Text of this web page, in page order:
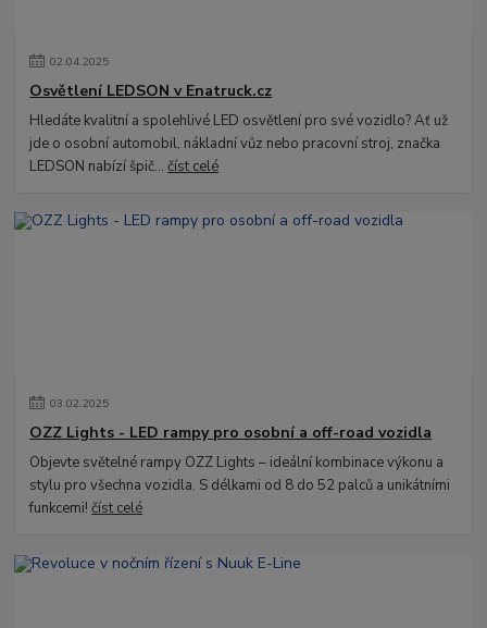
02.04.2025
Osvětlení LEDSON v Enatruck.cz
Hledáte kvalitní a spolehlivé LED osvětlení pro své vozidlo? Ať už
jde o osobní automobil, nákladní vůz nebo pracovní stroj, značka
LEDSON nabízí špič...číst celé
03.02.2025
OZZ Lights - LED rampy pro osobní a off-road vozidla
Objevte světelné rampy OZZ Lights – ideální kombinace výkonu a
stylu pro všechna vozidla. S délkami od 8 do 52 palců a unikátními
funkcemi!číst celé